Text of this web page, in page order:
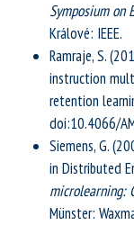
Symposium on
Králové: IEEE.
Ramraje, S.
instruction
retention
doi:10.4066/
Siemens, G.
in Distributed
microlearning:
Münster: